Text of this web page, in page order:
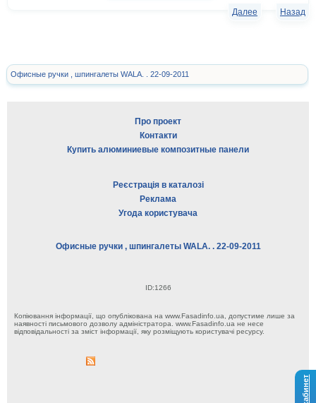
Назад
Далее
Офисные ручки , шпингалеты WALA. . 22-09-2011
Про проект
Контакти
Купить алюминиевые композитные панели
Реєстрація в каталозі
Реклама
Угода користувача
Офисные ручки , шпингалеты WALA. . 22-09-2011
ID:1266
Копіювання інформації, що опублікована на www.Fasadinfo.ua, допустиме лише за
наявності письмового дозволу адміністратора. www.Fasadinfo.ua не несе
відповідальності за зміст інформації, яку розміщують користувачі ресурсу.